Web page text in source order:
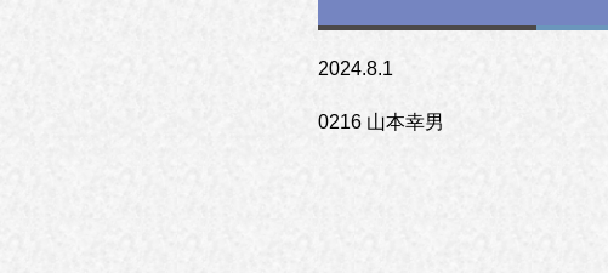
2024.8.1
0216 山本幸男